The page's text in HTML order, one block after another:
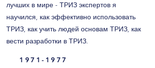
лучших в мире - ТРИЗ экспертов я
научился, как эффективно использовать
ТРИЗ, как учить людей основам ТРИЗ, как
вести разработки в ТРИЗ.
1971-1977